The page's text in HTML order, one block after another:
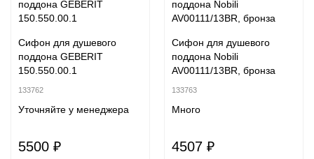
Сифон для душевого
поддона GEBERIT
150.550.00.1
133762
Уточняйте у менеджера
5500 ₽
Сифон для душевого
поддона Nobili
AV00111/13BR, бронза
133763
Много
4507 ₽